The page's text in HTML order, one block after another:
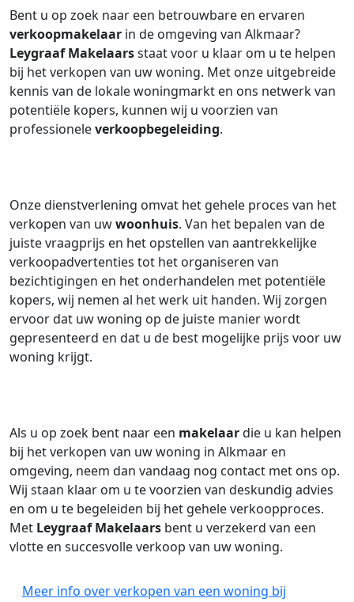
Bent u op zoek naar een betrouwbare en ervaren
verkoopmakelaar in de omgeving van Alkmaar?
Leygraaf Makelaarsstaat voor u klaar om u te helpen
bij het verkopen van uw woning. Met onze uitgebreide
kennis van de lokale woningmarkt en ons netwerk van
potentiële kopers, kunnen wij u voorzien van
professioneleverkoopbegeleiding.
Onze dienstverlening omvat het gehele proces van het
verkopen van uwwoonhuis. Van het bepalen van de
juiste vraagprijs en het opstellen van aantrekkelijke
verkoopadvertenties tot het organiseren van
bezichtigingen en het onderhandelen met potentiële
kopers, wij nemen al het werk uit handen. Wij zorgen
ervoor dat uw woning op de juiste manier wordt
gepresenteerd en dat u de best mogelijke prijs voor uw
woning krijgt.
Als u op zoek bent naar een makelaardie u kan helpen
bij het verkopen van uw woning in Alkmaar en
omgeving, neem dan vandaag nog contact met ons op.
Wij staan klaar om u te voorzien van deskundig advies
en om u te begeleiden bij het gehele verkoopproces.
Met Leygraaf Makelaars bent u verzekerd van een
vlotte en succesvolle verkoop van uw woning.
Meer info over verkopen van een woning bij